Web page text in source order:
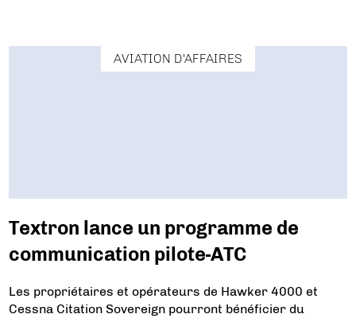
AVIATION D'AFFAIRES
Textron lance un programme de
communication pilote-ATC
Les propriétaires et opérateurs de Hawker 4000 et
Cessna Citation Sovereign pourront bénéficier du